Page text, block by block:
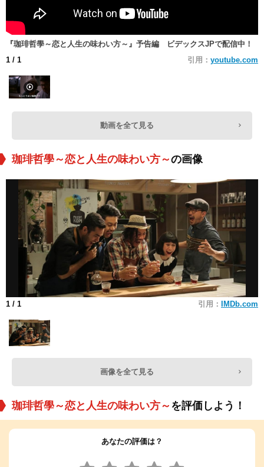
『珈琲哲學～恋と人生の味わい方～』予告編 ビデックスJPで配信中！
1 / 1 引用： youtube.com
動画を全て見る
珈琲哲學～恋と人生の味わい方～の画像
1 / 1 引用： IMDb.com
画像を全て見る
珈琲哲學～恋と人生の味わい方～ を評価しよう！
あなたの評価は？